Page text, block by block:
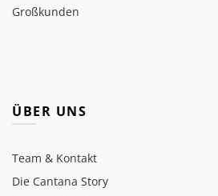
Großkunden
ÜBER UNS
Team & Kontakt
Die Cantana Story